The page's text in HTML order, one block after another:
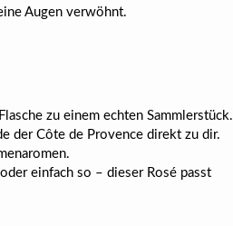
Augen verwöhnt.
zu einem echten Sammlerstück.
der Côte de Provence direkt zu dir.
einfach so – dieser Rosé passt